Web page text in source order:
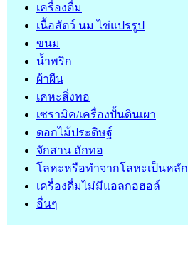
เครื่องดื่ม
เนื้อสัตว์ นม ไข่แปรรูป
ขนม
น้ำพริก
ผ้าผืน
เคหะสิ่งทอ
เซรามิค/เครื่องปั้นดินเผา
ดอกไม้ประดิษฐ์
จักสาน ถักทอ
โลหะหรือทำจากโลหะเป็นหลัก
เครื่องดื่มไม่มีแอลกอฮอล์
อื่นๆ